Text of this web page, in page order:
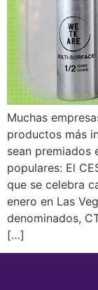
Muchas
productos más
sean premiados
populares: El
que se celebra
enero en Las
denominados,
[…]